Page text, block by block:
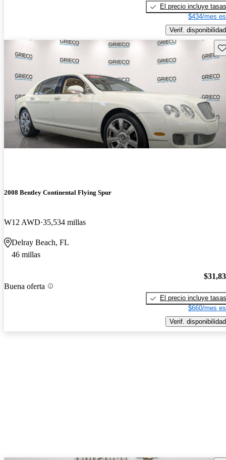
El precio incluye tasas
$434/mes
Verif. disponibilidad
2008 Bentley Continental Flying Spur
W12 AWD 35,534 millas
Delray Beach, FL
46 millas
Buena oferta
El precio incluye tasas
$660/mes
Verif. disponibilidad